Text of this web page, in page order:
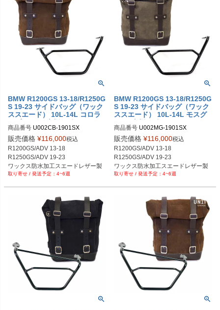
BMW R1200GS 13-18/R1250G
S 19-23 サイドバッグ（ワック
ススエード） 10L-14L コロラ
ドブラウン+左側サポートフレ
ーム UNIT GARAGE
商品番号 U002CB-1901SX
U002CB+1901SX
メーカー型番：U002+1901SX
販売価格 ¥116,000税込
R1200GS/ADV 13-18
R1250GS/ADV 19-23
ワックス防水加工スエードレザー製
10L-14L
4~6週
BMW R1200GS 13-18/R1250G
S 19-23 サイドバッグ（ワック
ススエード） 10L-14L モスグ
レー+左側サポートフレーム UN
IT GARAGE
商品番号 U002MG-1901SX
U002MG+1901SX
メーカー型番：U002+1901SX
販売価格 ¥116,000税込
R1200GS/ADV 13-18
R1250GS/ADV 19-23
ワックス防水加工スエードレザー製
10L-14L
4~6週